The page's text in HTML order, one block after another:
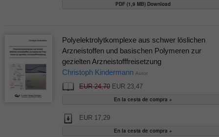
PDF (1,9 MB) Download
Polyelektrolytkomplexe aus schwer löslichen
Arzneistoffen und basischen Polymeren zur
gezielten Arzneistofffreisetzung
Christoph Kindermann Autor
EUR 24,70EUR 23,47
EUR 17,29